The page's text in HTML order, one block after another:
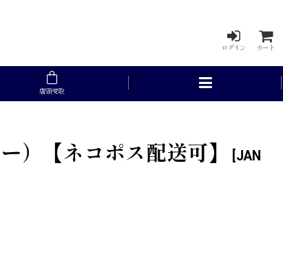
ログイン カート
店頭受取
）【ネコポス配送可】
JAN